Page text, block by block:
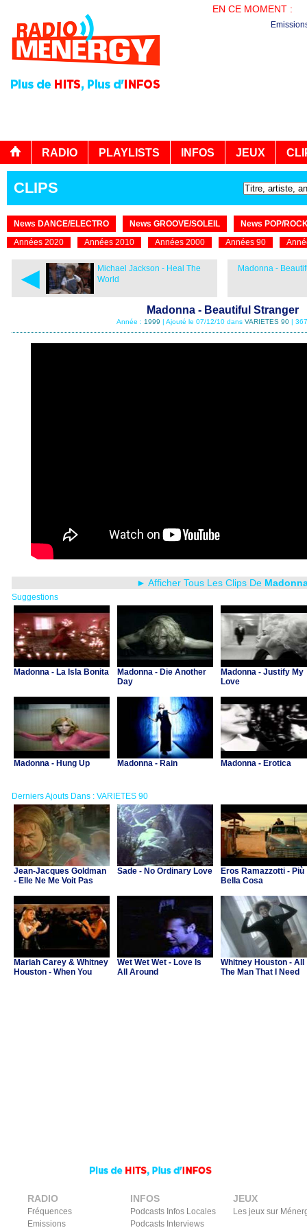
EN CE MOMENT :
RADIO PLAYLISTS INFOS JEUX
CLIPS
News DANCE/ELECTRO News GROOVE/SOLEIL
News POP/
Années 2020
Années 2010 Années 2000 Années 90
◄
Michael Jackson - Heal The
World
Madonna -
Madonna - Beautiful Stranger
Année : 1999 | Ajouté le 07/12/10 dans VARIETES 90|
► Afficher Tous Les Clips De
Suggestions
Madonna - La Isla Bonita
Madonna - Die Another
Day
Madonna - Justify My
Love
Madonna - Hung Up Madonna - Rain Madonna - Erotica
Derniers Ajouts Dans : VARIETES 90
Jean-Jacques Goldman
- Elle Ne Me Voit Pas
Sade - No Ordinary Love
Eros Ramazzotti - Più
Bella Cosa
Mariah Carey & Whitney
Houston - When You
Wet Wet Wet - Love Is
All Around
Whitney Houston - All
The Man That I Need
RADIO
Fréquences
Emissions
INFOS
Podcasts Infos Locales
Podcasts Interviews
JEUX
Les jeux sur